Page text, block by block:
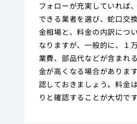
フォローが充実していれば
できる業者を選び、蛇口交
金相場と、料金の内訳につ
なりますが、一般的に、１
業費、部品代などが含まれ
金が高くなる場合がありま
認しておきましょう。料金
りと確認することが大切です